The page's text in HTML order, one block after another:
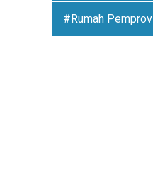
#Rumah Pemprov